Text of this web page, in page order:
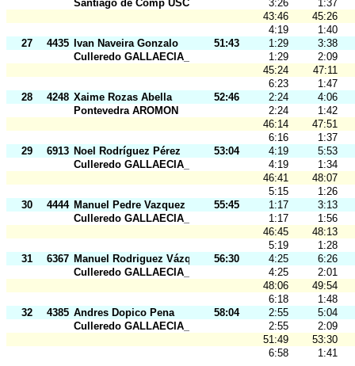
Santiago de Comp USC
3:26
1:37
43:46
45:26
4:19
1:40
27
4435 Ivan Naveira Gonzalo 51:43 1:29
3:38
Culleredo GALLAECIA_RAID
1:29
2:09
45:24
47:11
6:23
1:47
28
4248 Xaime Rozas Abella 52:46 2:24
4:06
Pontevedra AROMON
2:24
1:42
46:14
47:51
6:16
1:37
29
6913 Noel Rodríguez Pérez 53:04 4:19
5:53
Culleredo GALLAECIA_RAID
4:19
1:34
46:41
48:07
5:15
1:26
30
4444 Manuel Pedre Vazquez 55:45 1:17
3:13
Culleredo GALLAECIA_RAID
1:17
1:56
46:45
48:13
5:19
1:28
31
6367 Manuel Rodriguez Vázquez 56:30 4:25
6:26
Culleredo GALLAECIA_RAID
4:25
2:01
48:06
49:54
6:18
1:48
32
4385 Andres Dopico Pena 58:04 2:55
5:04
Culleredo GALLAECIA_RAID
2:55
2:09
51:49
53:30
6:58
1:41